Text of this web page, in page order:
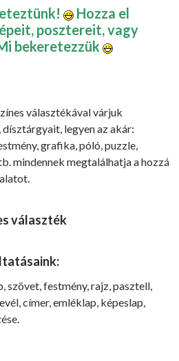
Hozza el
posztereit, vagy
bekeretezzük
választékával várjuk
legyen az akár:
grafika, póló, puzzle,
mindennek megtalálhatja a hozzá
választék
szövet, festmény, rajz, pasztell,
címer, emléklap, képeslap,